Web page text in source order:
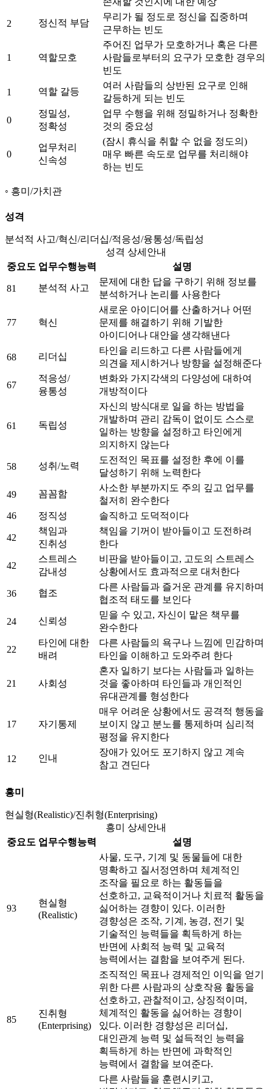
2 정신적 부담
무리가 될 정도로 정신을 집중하며
근무하는 빈도
1 역할모호
주어진 업무가 모호하거나 혹은 다른
사람들로부터의 요구가 모호한 경우의
빈도
1 역할 갈등
여러 사람들의 상반된 요구로 인해
갈등하게 되는 빈도
0
정밀성,
정확성
업무 수행을 위해 정밀하거나 정확한
것의 중요성
0
업무처리
신속성
(잠시 휴식을 취할 수 없을 정도의)
매우 빠른 속도로 업무를 처리해야
하는 빈도
흥미/가치관
성격
분석적 사고/혁신/리더십/적응성/융통성/독립성
성격 상세안내
중요도 업무수행능력 설명
81 분석적 사고
문제에 대한 답을 구하기 위해 정보를
분석하거나 논리를 사용한다
77 혁신
새로운 아이디어를 산출하거나 어떤
문제를 해결하기 위해 기발한
아이디어나 대안을 생각해낸다
68 리더십
타인을 리드하고 다른 사람들에게
의견을 제시하거나 방향을 설정해준다
67
적응성/
융통성
변화와 가지각색의 다양성에 대하여
개방적이다
61 독립성
자신의 방식대로 일을 하는 방법을
개발하며 관리 감독이 없이도 스스로
일하는 방향을 설정하고 타인에게
의지하지 않는다
58 성취/노력
도전적인 목표를 설정한 후에 이를
달성하기 위해 노력한다
49 꼼꼼함
사소한 부분까지도 주의 깊고 업무를
철저히 완수한다
46
정직성 솔직하고 도덕적이다
42
책임과
진취성
책임을 기꺼이 받아들이고 도전하려
한다
42
스트레스
감내성
비판을 받아들이고, 고도의 스트레스
상황에서도 효과적으로 대처한다
36 협조
다른 사람들과 즐거운 관계를 유지하며
협조적 태도를 보인다
24 신뢰성
믿을 수 있고, 자신이 맡은 책무를
완수한다
22
타인에 대한
배려
다른 사람들의 욕구나 느낌에 민감하며
타인을 이해하고 도와주려 한다
21 사회성
혼자 일하기 보다는 사람들과 일하는
것을 좋아하며 타인들과 개인적인
유대관계를 형성한다
17 자기통제
매우 어려운 상황에서도 공격적 행동을
보이지 않고 분노를 통제하며 심리적
평정을 유지한다
12 인내
장애가 있어도 포기하지 않고 계속
참고 견딘다
흥미
현실형(Realistic)/진취형(Enterprising)
흥미 상세안내
중요도 업무수행능력 설명
93
현실형
(Realistic)
사물, 도구, 기계 및 동물들에 대한
명확하고 질서정연하며 체계적인
조작을 필요로 하는 활동들을
선호하고, 교육적이거나 치료적 활동을
싫어하는 경향이 있다. 이러한
경향성은 조작, 기계, 농경, 전기 및
기술적인 능력들을 획득하게 하는
반면에 사회적 능력 및 교육적
능력에서는 결함을 보여주게 된다.
85
진취형
(Enterprising)
조직적인 목표나 경제적인 이익을 얻기
위한 다른 사람과의 상호작용 활동을
선호하고, 관찰적이고, 상징적이며,
체계적인 활동을 싫어하는 경향이
있다. 이러한 경향성은 리더십,
대인관계 능력 및 설득적인 능력을
획득하게 하는 반면에 과학적인
능력에서 결함을 보여준다.
다른 사람들을 훈련시키고,